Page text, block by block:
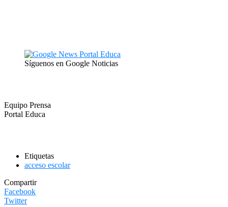
Síguenos en Google Noticias
Equipo Prensa
Portal Educa
Etiquetas
acceso escolar
Compartir
Facebook
Twitter